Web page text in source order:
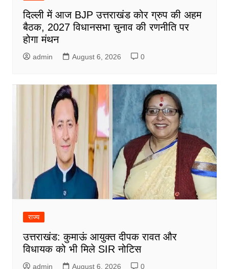
दिल्ली में आज BJP उत्तराखंड कोर ग्रुप की अहम
बैठक, 2027 विधानसभा चुनाव की रणनीति पर
होगा मंथन
admin August 6, 2026 0
राज्य
उत्तराखंड: कुमाऊं आयुक्त दीपक रावत और
विधायक को भी मिले SIR नोटिस
admin August 6, 2026 0